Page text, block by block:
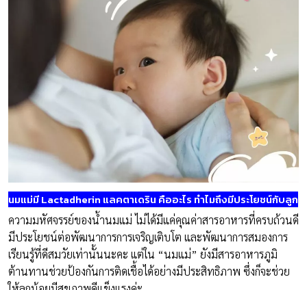
นมแม่มีLactadherin แลคตาเดริน คืออะไร ทำไมถึงมีประโยชน์กับลูก
ความมหัศจรรย์ของน้ำนมแม่ ไม่ได้มีแค่คุณค่าสารอาหารที่ครบถ้วนดี
มีประโยชน์ต่อพัฒนาการการเจริญเติบโต และพัฒนาการสมองการ
เรียนรู้ที่ดีสมวัยเท่านั้นนะคะ แต่ใน “นมแม่” ยังมีสารอาหารภูมิ
ต้านทานช่วยป้องกันการติดเชื้อได้อย่างมีประสิทธิภาพ ซึ่งก็จะช่วย